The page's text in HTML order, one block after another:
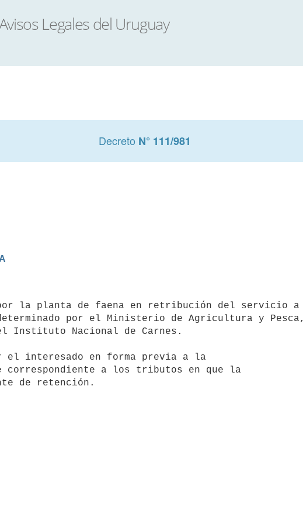
Decreto N° 111/981
por el Ministerio de Agricultura y
Nacional de Carnes.
correspondiente a los tributos en que la